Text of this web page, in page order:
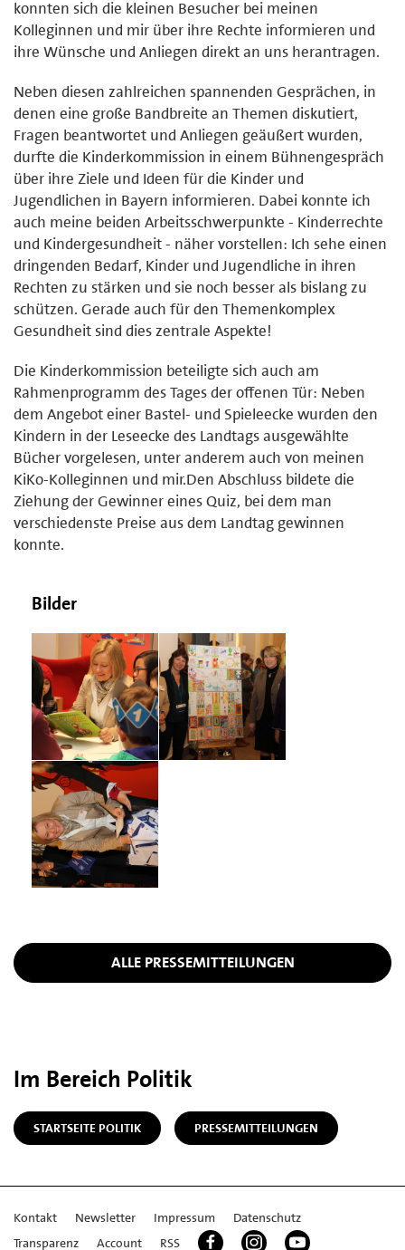
konnten sich die kleinen Besucher bei meinen
Kolleginnen und mir über ihre Rechte informieren und
ihre Wünsche und Anliegen direkt an uns herantragen.
Neben diesen zahlreichen spannenden Gesprächen, in
denen eine große Bandbreite an Themen diskutiert,
Fragen beantwortet und Anliegen geäußert wurden,
durfte die Kinderkommission in einem Bühnengespräch
über ihre Ziele und Ideen für die Kinder und
Jugendlichen in Bayern informieren. Dabei konnte ich
auch meine beiden Arbeitsschwerpunkte - Kinderrechte
und Kindergesundheit - näher vorstellen: Ich sehe einen
dringenden Bedarf, Kinder und Jugendliche in ihren
Rechten zu stärken und sie noch besser als bislang zu
schützen. Gerade auch für den Themenkomplex
Gesundheit sind dies zentrale Aspekte!
Die Kinderkommission beteiligte sich auch am
Rahmenprogramm des Tages der offenen Tür: Neben
dem Angebot einer Bastel- und Spieleecke wurden den
Kindern in der Leseecke des Landtags ausgewählte
Bücher vorgelesen, unter anderem auch von meinen
KiKo-Kolleginnen und mir.Den Abschluss bildete die
Ziehung der Gewinner eines Quiz, bei dem man
verschiedenste Preise aus dem Landtag gewinnen
konnte.
Bilder
ALLE PRESSEMITTEILUNGEN
Im Bereich Politik
STARTSEITE POLITIK PRESSEMITTEILUNGEN
Kontakt Newsletter Impressum
Datenschutz
Transparenz
Account RSS